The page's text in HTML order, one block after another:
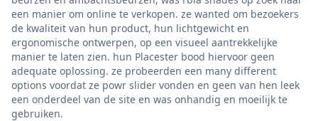
een manier om online te verkopen. ze wanted om bezoekers
de kwaliteit van hun product, hun lichtgewicht en
ergonomische ontwerpen, op een visueel aantrekkelijke
manier te laten zien. hun Placester bood hiervoor geen
adequate oplossing. ze probeerden een many different
options voordat ze powr slider vonden en geen van hen leek
een onderdeel van de site en was onhandig en moeilijk te
gebruiken.